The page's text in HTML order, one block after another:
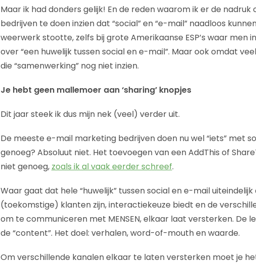
Maar ik had donders gelijk! En de reden waarom ik er de
bedrijven te doen inzien dat “social” en “e-mail” naadloos
weerwerk stootte, zelfs bij grote Amerikaanse ESP’s waar men
over “een huwelijk tussen social en e-mail”. Maar ook omdat
die “samenwerking” nog niet inzien.
Je hebt geen mallemoer aan ‘sharing’ knopjes
Dit jaar steek ik dus mijn nek (veel) verder uit.
De meeste e-mail marketing bedrijven doen nu wel “iets” met
genoeg? Absoluut niet. Het toevoegen van een AddThis of
niet genoeg, zoals ik al vaak eerder schreef.
Waar gaat dat hele “huwelijk” tussen social en e-mail
(toekomstige) klanten zijn, interactiekeuze biedt en de
om te communiceren met MENSEN, elkaar laat versterken. De
de “content”. Het doel: verhalen, word-of-mouth en waarde.
Om verschillende kanalen elkaar te laten versterken moet je